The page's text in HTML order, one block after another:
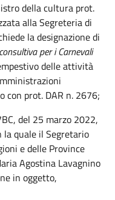
della cultura prot.
alla Segreteria di
la designazione di
consultiva per i Carnevali
delle attività
con prot. DAR n. 2676;
del 25 marzo 2022,
la quale il Segretario
e delle Province
Agostina Lavagnino
in oggetto,